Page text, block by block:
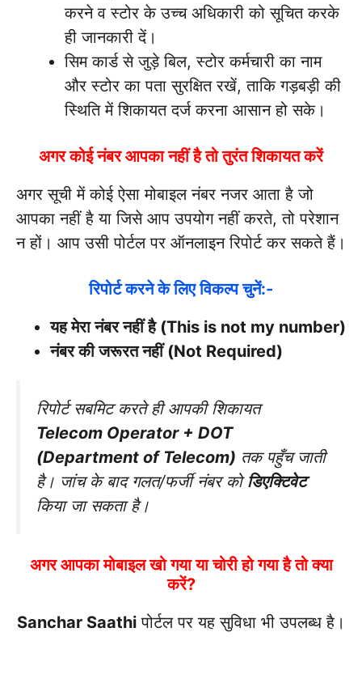
करने व स्टोर के उच्च अधिकारी को सूचित करके
ही जानकारी दें।
सिम कार्ड से जुड़े बिल, स्टोर कर्मचारी का नाम
और स्टोर का पता सुरक्षित रखें, ताकि गड़बड़ी की
स्थिति में शिकायत दर्ज करना आसान हो सके।
अगर कोई नंबर आपका नहीं है तो तुरंत शिकायत करें
अगर सूची में कोई ऐसा मोबाइल नंबर नजर आता है जो
आपका नहीं है या जिसे आप उपयोग नहीं करते, तो परेशान
न हों। आप उसी पोर्टल पर ऑनलाइन रिपोर्ट कर सकते हैं।
रिपोर्ट करने के लिए विकल्प चुनें:-
यह मेरा नंबर नहीं है (This is not my number)
नंबर की जरूरत नहीं (Not Required)
रिपोर्ट सबमिट करते ही आपकी शिकायत
Telecom Operator + DOT
(Department of Telecom) तक पहुँच जाती
है। जांच के बाद गलत/फर्जी नंबर कोडिएक्टिवेट
किया जा सकता है।
अगर आपका मोबाइल खो गया या चोरी हो गया है तो क्या
करें?
Sanchar Saathi पोर्टल पर यह सुविधा भी उपलब्ध है।